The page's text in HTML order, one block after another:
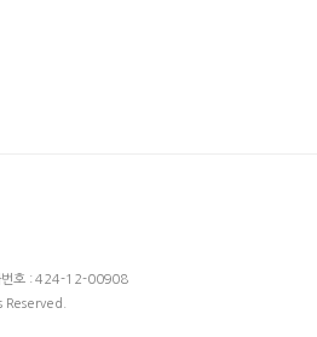
번호 : 424-12-00908